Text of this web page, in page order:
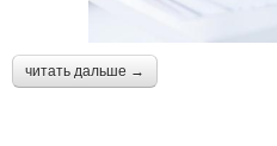
читать дальше →